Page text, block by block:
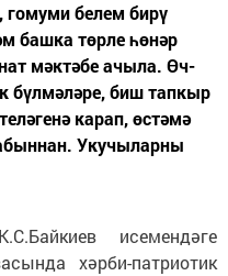
гомуми белем бирү
башка төрле һөнәр
мәктәбе ачыла. Өч-
бүлмәләре, биш тапкыр
карап, өстәмә
Укучыларны
исемендәге
хәрби-патриотик